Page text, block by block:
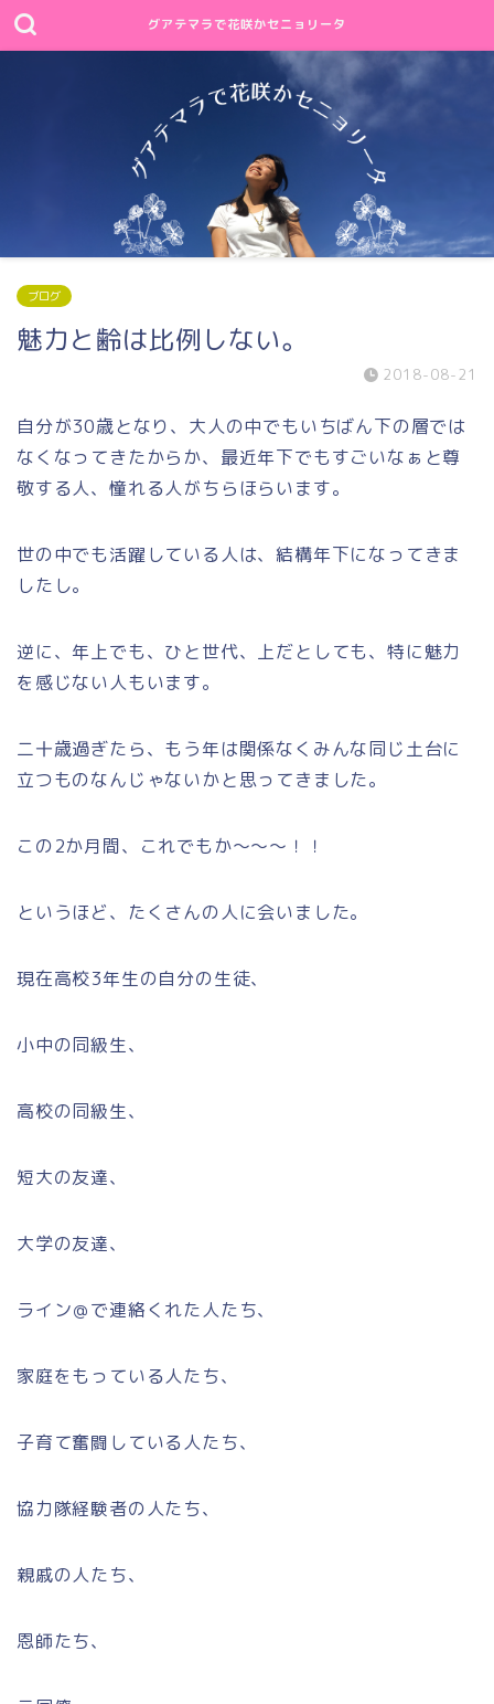
グアテマラで花咲かセニョリータ
ブログ
魅力と齢は比例しない。
2018-08-21
自分が30歳となり、大人の中でもいちばん下の層では
なくなってきたからか、最近年下でもすごいなぁと尊
敬する人、憧れる人がちらほらいます。
世の中でも活躍している人は、結構年下になってきま
したし。
逆に、年上でも、ひと世代、上だとしても、特に魅力
を感じない人もいます。
二十歳過ぎたら、もう年は関係なくみんな同じ土台に
立つものなんじゃないかと思ってきました。
この2か月間、これでもか～～～！！
というほど、たくさんの人に会いました。
現在高校3年生の自分の生徒、
小中の同級生、
高校の同級生、
短大の友達、
大学の友達、
ライン＠で連絡くれた人たち、
家庭をもっている人たち、
子育て奮闘している人たち、
協力隊経験者の人たち、
親戚の人たち、
恩師たち、